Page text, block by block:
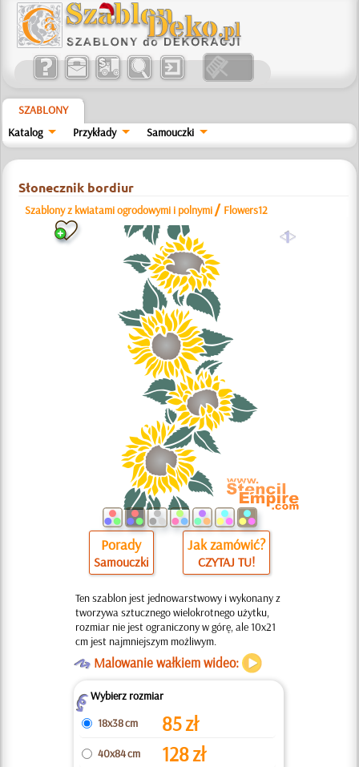
SZABLONY
Katalog
Przykłady Samouczki
Słonecznik bordiur
Szablony z kwiatami ogrodowymi i polnymi / Flowers12
a
Porady
Samouczki
Jak zamówić?
CZYTAJ TU!
Ten szablon jest jednowarstwowy i wykonany z
tworzywa sztucznego wielokrotnego użytku,
rozmiar nie jest ograniczony w górę, ale 10x21
cm jest najmniejszym możliwym.
OMalowanie wałkiem wideo:
ZWybierz rozmiar
18x38 cm
85zł
40x84 cm 128zł